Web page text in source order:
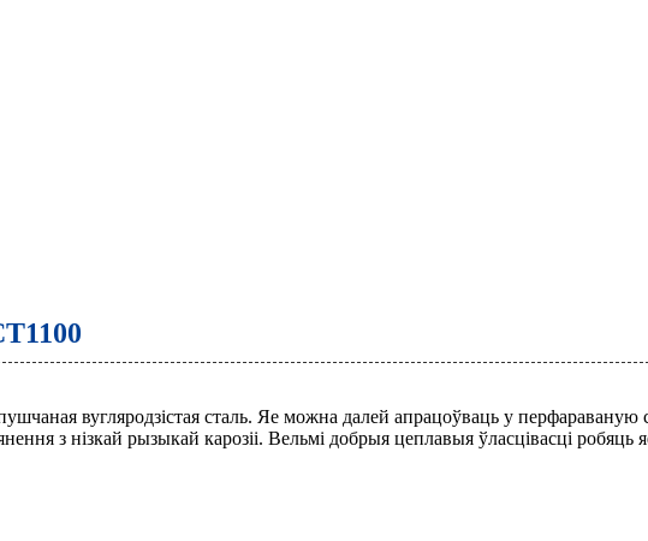
вугляродзістая сталь. Яе можна далей апрацоўваць у
з нізкай рызыкай карозіі. Вельмі добрыя цеплавыя ўласцівасці робяць